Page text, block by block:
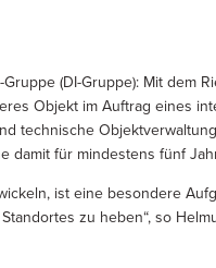
(DI-Gruppe): Mit dem
Objekt im Auftrag eines
technische
damit für mindestens fünf
ist eine besondere
zu heben“, so